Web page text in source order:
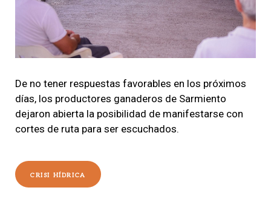
De no tener respuestas favorables en los próximos
días, los productores ganaderos de Sarmiento
dejaron abierta la posibilidad de manifestarse con
cortes de ruta para ser escuchados.
CRISI HÍDRICA